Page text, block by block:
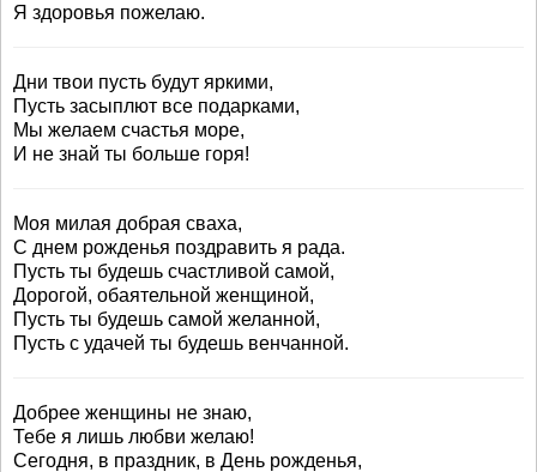
Я здоровья пожелаю.
Дни твои пусть будут яркими,
Пусть засыплют все подарками,
Мы желаем счастья море,
И не знай ты больше горя!
Моя милая добрая сваха,
С днем рожденья поздравить я рада.
Пусть ты будешь счастливой самой,
Дорогой, обаятельной женщиной,
Пусть ты будешь самой желанной,
Пусть с удачей ты будешь венчанной.
Добрее женщины не знаю,
Тебе я лишь любви желаю!
Сегодня, в праздник, в День рожденья,